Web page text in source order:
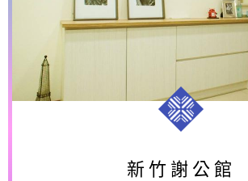
新竹謝公館
新竹謝公館